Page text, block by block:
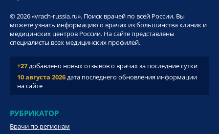
© 2026 «vrach-russia.ru». Поиск врачей по всей России. Вы
можете узнать информацию о врачах из большинства клиник и
медицинских центров России. На сайте представлены
специалисты всех медицинских профилей.
+27добавлено новых отзывов о врачах за последние сутки
10 августа 2026дата последнего обновления информации
на сайте
РУБРИКАТОР
Врачи по регионам